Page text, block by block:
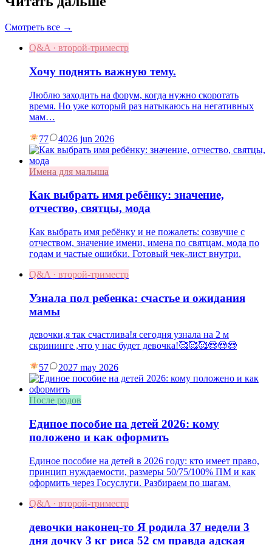
Смотреть все →
Q&A · второй-триместр
Хочу поднять важную тему.
Люблю заходить на форум, когда нужно скоротать
время. Но уже который раз натыкаюсь на негативных
мам…
77 4026 jun 2026
Имена для малыша
Как выбрать имя ребёнку: значение,
отчество, святцы, мода
Как выбрать имя ребёнку и не пожалеть: созвучие с
отчеством, значение имени, имена по святцам, мода по
годам и частые ошибки. Готовый чек-лист внутри.
Q&A · второй-триместр
Узнала пол ребенка: счастье и ожидания
мамы
девочки,я так счастлива!я сегодня узнала на 2 м
скрининге ,что у нас будет девочка!🥰🥰🥰😍😍😍
57 2027 may 2026
После родов
Единое пособие на детей 2026: кому
положено и как оформить
Единое пособие на детей в 2026 году: кто имеет право,
принцип нуждаемости, размеры 50/75/100% ПМ и как
оформить через Госуслуги. Разбираем по шагам.
Q&A · второй-триместр
девочки наконец-то Я родила 37 недели 3
дня дочку 3 кг риса 52 см правда адская